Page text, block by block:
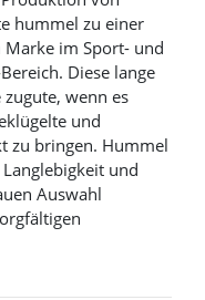
hummel zu einer
im Sport- und
Diese lange
wenn es
und
zu bringen. Hummel
und
Auswahl